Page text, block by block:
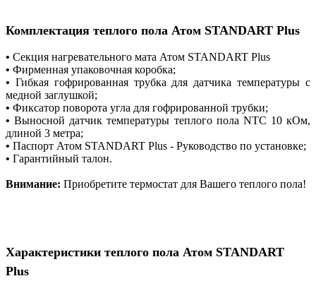
Комплектация теплого пола Атом STANDART Plus
• Секция нагревательного мата Атом STANDART Plus
• Фирменная упаковочная коробка;
• Гибкая гофрированная трубка для датчика температуры с
медной заглушкой;
• Фиксатор поворота угла для гофрированной трубки;
• Выносной датчик температуры теплого пола NTC 10 кОм,
длиной 3 метра;
• Паспорт Атом STANDART Plus - Руководство по установке;
• Гарантийный талон.
Внимание: Приобретите термостат для Вашего теплого пола!
Характеристики теплого пола Атом STANDART
Plus